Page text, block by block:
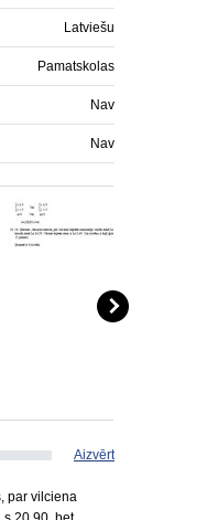
Latviešu
Pamatskolas
Nav
Nav
Aizvērt
par vilciena